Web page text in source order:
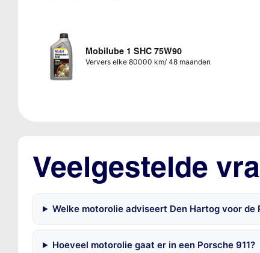
Mobilube 1 SHC 75W90
Ververs elke 80000 km/ 48 maanden
Veelgestelde
Welke motorolie adviseert Den Hartog voor de
Hoeveel motorolie gaat er in een Porsche 911?